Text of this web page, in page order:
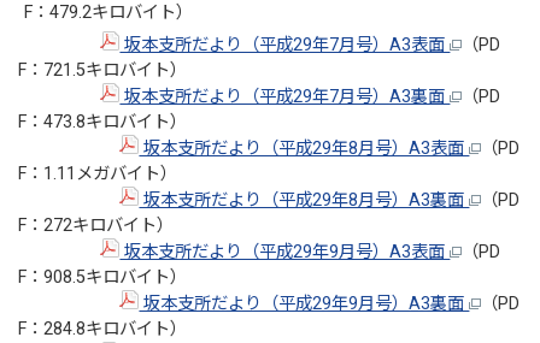
F：479.2キロバイト）
坂本支所だより（平成29年7月号）A3表面
（PD
F：721.5キロバイト）
坂本支所だより（平成29年7月号）A3裏面
（PD
F：473.8キロバイト）
坂本支所だより（平成29年8月号）A3表面
（PD
F：1.11メガバイト）
坂本支所だより（平成29年8月号）A3裏面
（PD
F：272キロバイト）
坂本支所だより（平成29年9月号）A3表面
（PD
F：908.5キロバイト）
坂本支所だより（平成29年9月号）A3裏面
（PD
F：284.8キロバイト）